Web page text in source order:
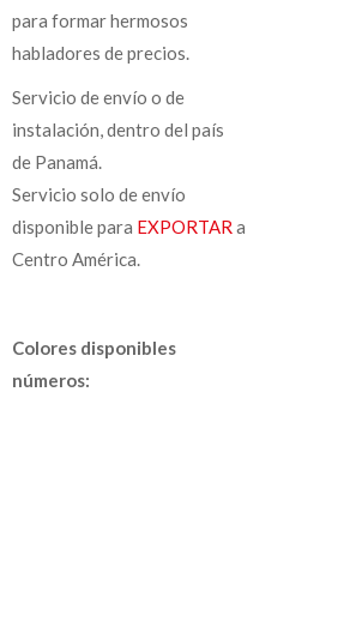
para formar hermosos
habladores de precios.
Servicio de envío o de
instalación, dentro del país
de Panamá.
Servicio solo de envío
disponible para EXPORTAR a
Centro América.
Colores disponibles
números: